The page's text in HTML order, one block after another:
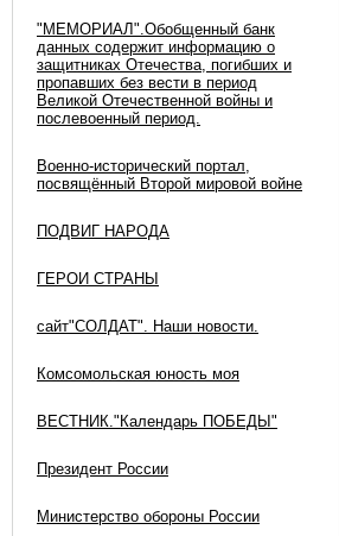
"МЕМОРИАЛ".Обобщенный банк
данных содержит информацию о
защитниках Отечества, погибших и
пропавших без вести в период
Великой Отечественной войны и
послевоенный период.
Военно-исторический портал,
посвящённый Второй мировой войне
ПОДВИГ НАРОДА
ГЕРОИ СТРАНЫ
сайт"СОЛДАТ". Наши новости.
Комсомольская юность моя
ВЕСТНИК."Календарь ПОБЕДЫ"
Президент России
Министерство обороны России